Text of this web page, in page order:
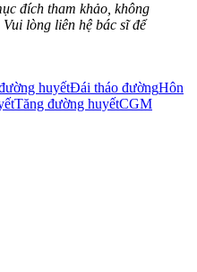
đích tham khảo, không
lòng liên hệ bác sĩ để
huyếtĐái tháo đườngHôn
Tăng đường huyếtCGM